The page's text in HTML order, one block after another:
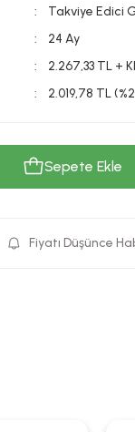
Takviye Edici
24 Ay
2.267,33 TL +
2.019,78 TL
Sepete Ekle
Fiyatı Düşünce